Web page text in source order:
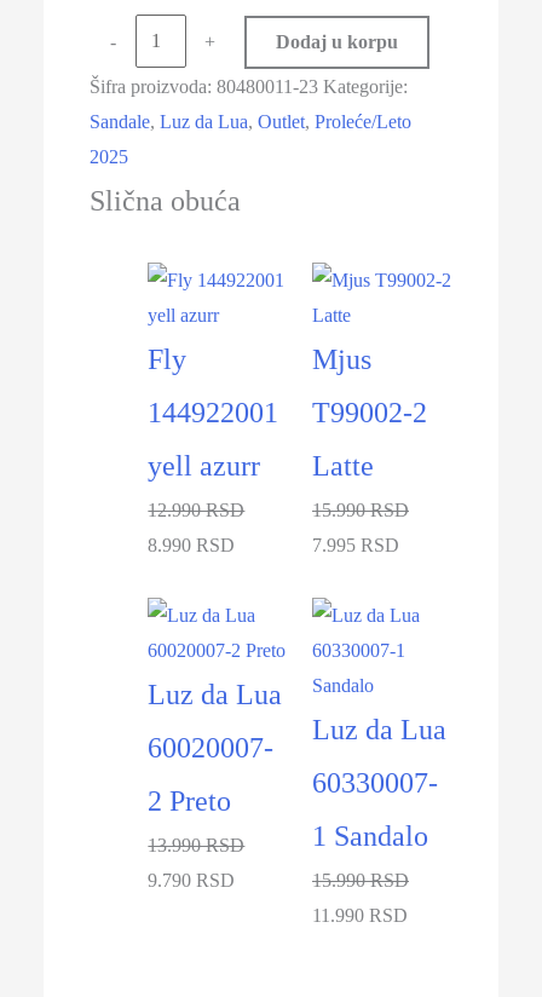
- + Dodaj u korpu
Šifra proizvoda:80480011-23 Kategorije:
Sandale,Luz da Lua,Outlet,Proleće/Leto
2025
Slična obuća
Fly
144922001
yell azurr
12.990 RSD
8.990 RSD
Mjus
T99002-2
Latte
15.990 RSD
7.995 RSD
Luz da Lua
60020007-
2 Preto
13.990 RSD
9.790 RSD
Luz da Lua
60330007-
1 Sandalo
15.990 RSD
11.990 RSD